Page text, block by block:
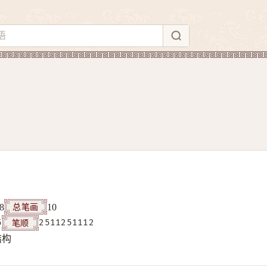
8 总笔画 10
笔顺 2511251112
构